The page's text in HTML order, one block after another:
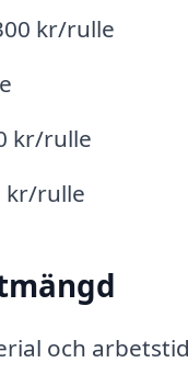
kr/rulle
kr/rulle
kr/rulle
och